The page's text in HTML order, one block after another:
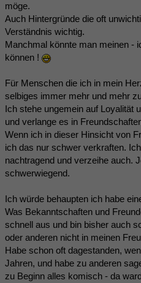
möge.
Auch Hintergründe die oft
Verständnis wichtig.
Manchmal könnte man meinen -
können !
Für Menschen die ich in mein
selbiges immer mehr und mehr
Ich stehe ungemein auf Loyalität
und verlange es in
Wenn ich in dieser Hinsicht von
ich das nur schwer verkraften.
nachtragend und verzeihe auch.
schwerwiegend.
Ich würde behaupten ich habe
Was Bekanntschaften und
schnell aus und bin bisher auch
oder anderen nicht in meinen
Habe schon oft dagestanden,
Jahren, und habe zu anderen
zu Beginn alles komisch - da